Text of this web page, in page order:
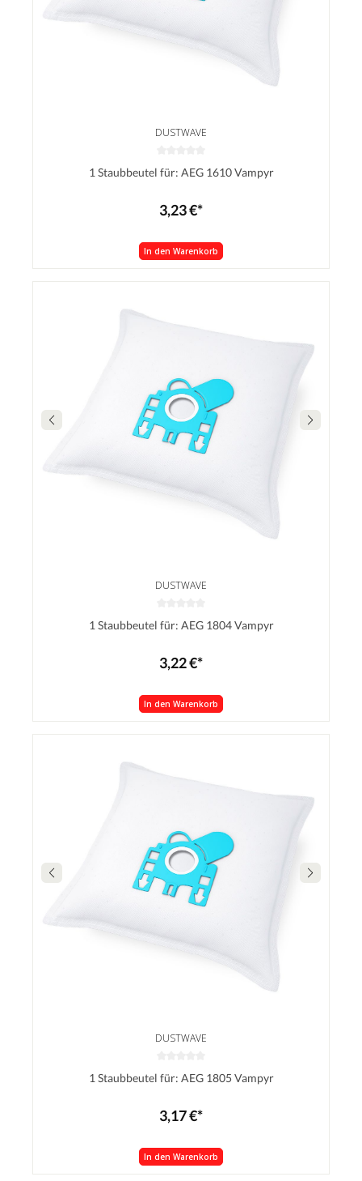
DUSTWAVE
1 Staubbeutel für: AEG 1610 Vampyr
3,23 €*
In den Warenkorb
DUSTWAVE
1 Staubbeutel für: AEG 1804 Vampyr
3,22 €*
In den Warenkorb
DUSTWAVE
1 Staubbeutel für: AEG 1805 Vampyr
3,17 €*
In den Warenkorb